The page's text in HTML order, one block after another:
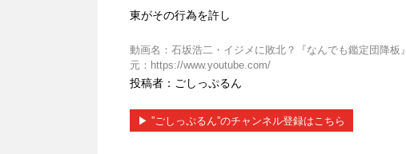
東がその行為を許し
動画名：石坂浩二・イジメに敗北？『なんでも鑑定団降
元：https://www.youtube.com/
投稿者：ごしっぷるん
▶︎ ”ごしっぷるん”のチャンネル登録はこちら